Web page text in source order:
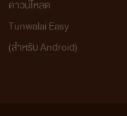
ดาวน์โหลด
Tunwalai Easy
(สำหรับ Android)